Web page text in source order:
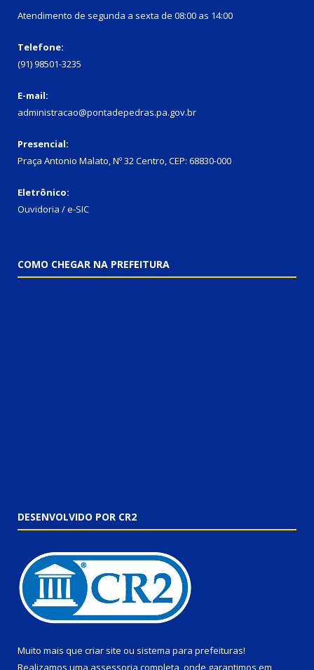
Atendimento de segunda a sexta de 08:00 as 14:00
Telefone:
(91) 98501-3235
E-mail:
administracao@pontadepedras.pa.gov.br
Presencial:
Praça Antonio Malato, Nº 32 Centro, CEP: 68830-000
Eletrônico:
Ouvidoria / e-SIC
COMO CHEGAR NA PREFEITURA
DESENVOLVIDO POR CR2
Muito mais que criar site ou sistema para prefeituras!
Realizamos uma assessoria completa, onde garantimos em